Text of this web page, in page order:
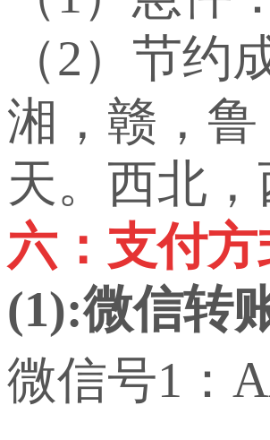
（2）节
湘，赣，
天。西北
六：支付方
(1):微信转
微信号1：